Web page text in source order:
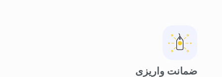
ضمانت واریزی